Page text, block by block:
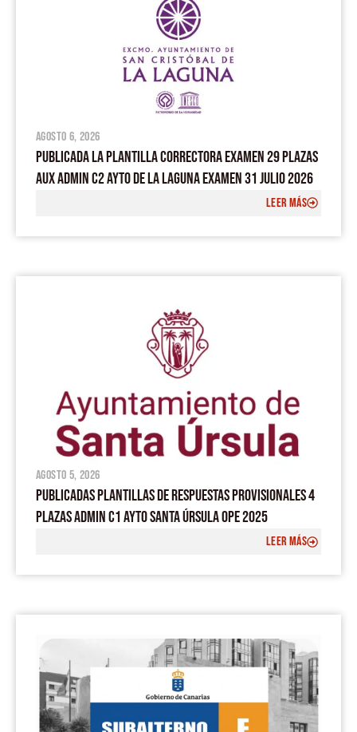
agosto 6, 2026
PUBLICADA LA PLANTILLA CORRECTORA EXAMEN 29 PLAZAS
AUX ADMIN C2 AYTO DE LA LAGUNA EXAMEN 31 JULIO 2026
LEER MÁS
agosto 5, 2026
PUBLICADAS PLANTILLAS DE RESPUESTAS PROVISIONALES 4
PLAZAS ADMIN C1 AYTO SANTA ÚRSULA OPE 2025
LEER MÁS